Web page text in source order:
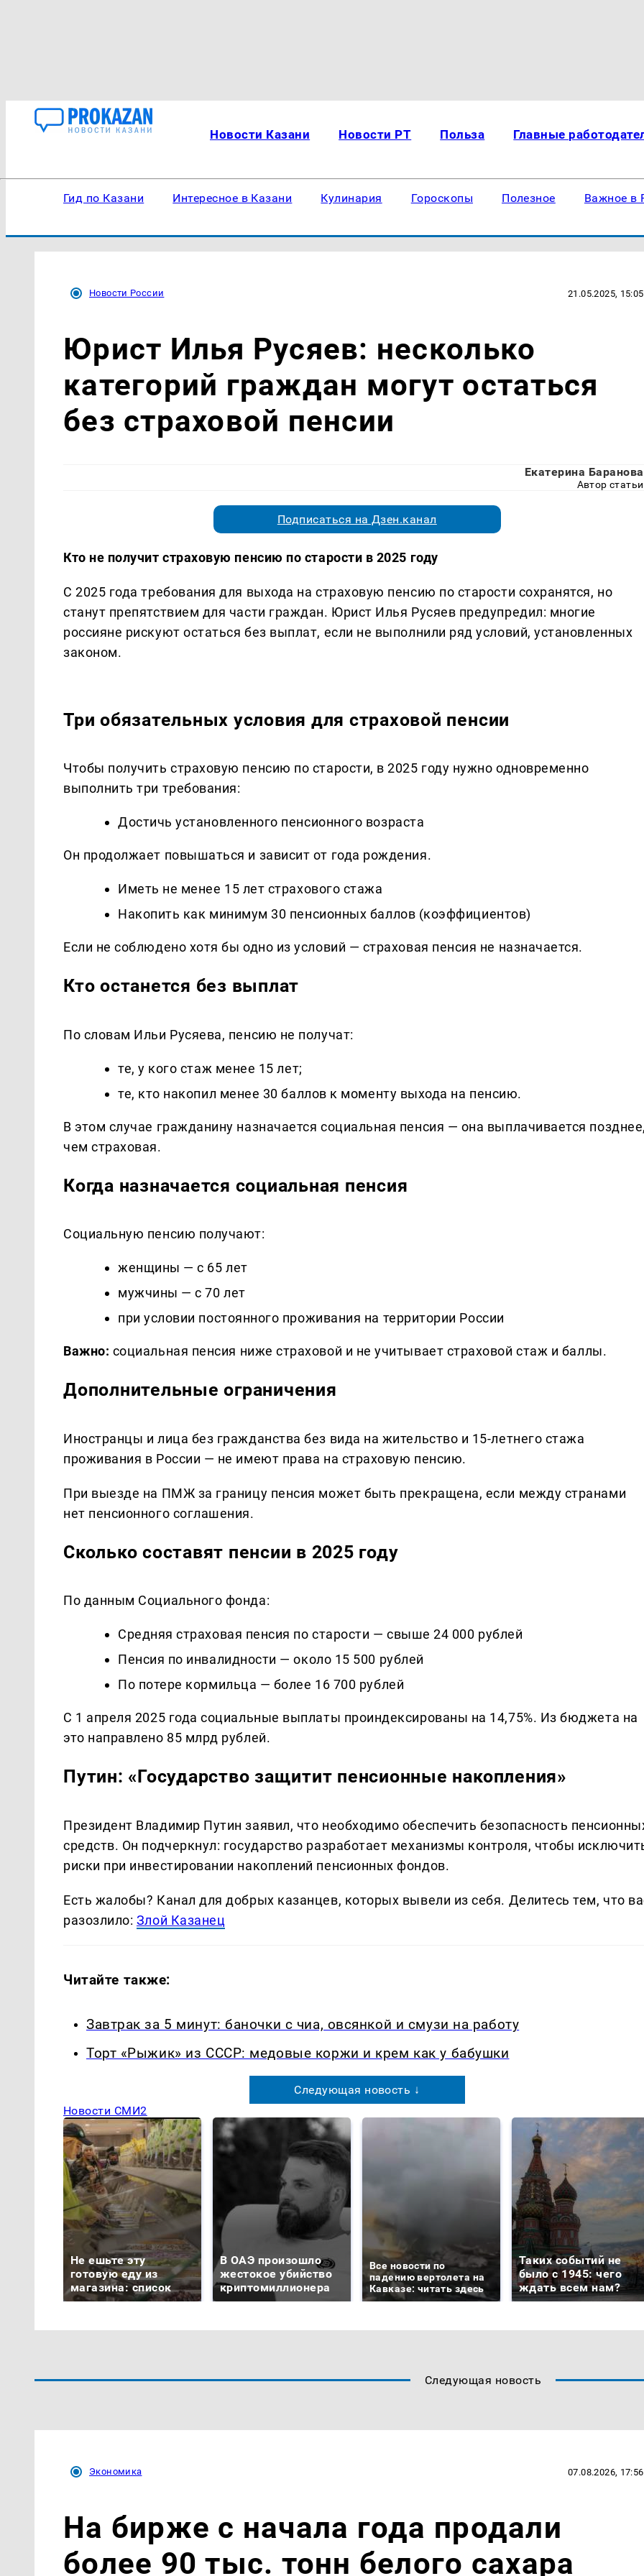
Новости Казани Новости РТ Польза Главные
Гид по Казани Интересное в Казани Кулинария Гороскопы Полезное Важное в
Новости России 21.05.2025, 15:05
Юрист Илья Русяев: несколько
категорий граждан могут остаться
без страховой пенсии
Екатерина Баранова
Автор статьи
Подписаться на Дзен.канал
Кто не получит страховую пенсию по старости в 2025 году
С 2025 года требования для выхода на страховую пенсию по старости сохранятся, но
станут препятствием для части граждан. Юрист Илья Русяев предупредил: многие
россияне рискуют остаться без выплат, если не выполнили ряд условий, установленных
законом.
Три обязательных условия для страховой пенсии
Чтобы получить страховую пенсию по старости, в 2025 году нужно одновременно
выполнить три требования:
Достичь установленного пенсионного возраста
Он продолжает повышаться и зависит от года рождения.
Иметь не менее 15 лет страхового стажа
Накопить как минимум 30 пенсионных баллов (коэффициентов)
Если не соблюдено хотя бы одно из условий — страховая пенсия не назначается.
Кто останется без выплат
По словам Ильи Русяева, пенсию не получат:
те, у кого стаж менее 15 лет;
те, кто накопил менее 30 баллов к моменту выхода на пенсию.
В этом случае гражданину назначается социальная пенсия — она выплачивается позднее,
чем страховая.
Когда назначается социальная пенсия
Социальную пенсию получают:
женщины — с 65 лет
мужчины — с 70 лет
при условии постоянного проживания на территории России
Важно: социальная пенсия ниже страховой и не учитывает страховой стаж и баллы.
Дополнительные ограничения
Иностранцы и лица без гражданства без вида на жительство и 15-летнего стажа
проживания в России — не имеют права на страховую пенсию.
При выезде на ПМЖ за границу пенсия может быть прекращена, если между странами
нет пенсионного соглашения.
Сколько составят пенсии в 2025 году
По данным Социального фонда:
Средняя страховая пенсия по старости — свыше 24 000 рублей
Пенсия по инвалидности — около 15 500 рублей
По потере кормильца — более 16 700 рублей
С 1 апреля 2025 года социальные выплаты проиндексированы на 14,75%. Из бюджета на
это направлено 85 млрд рублей.
Путин: «Государство защитит пенсионные накопления»
Президент Владимир Путин заявил, что необходимо обеспечить безопасность
средств. Он подчеркнул: государство разработает механизмы контроля, чтобы
риски при инвестировании накоплений пенсионных фондов.
Есть жалобы? Канал для добрых казанцев, которых вывели из себя. Делитеcь тем, что
разозлило: Злой Казанец
Читайте также:
Завтрак за 5 минут: баночки с чиа, овсянкой и смузи на работу
Торт «Рыжик» из СССР: медовые коржи и крем как у бабушки
Следующая новость ↓
Новости СМИ2
Не ешьте эту
готовую еду из
магазина: список
В ОАЭ произошло
жестокое убийство
криптомиллионера
Все новости по
падению вертолета на
Кавказе: читать здесь
Таких событий не
было с 1945: чего
ждать всем нам?
Следующая новость
Экономика 07.08.2026, 17:56
На бирже с начала года продали
более 90 тыс. тонн белого сахара